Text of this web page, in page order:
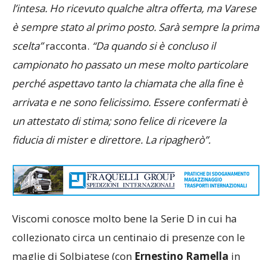
l’intesa. Ho ricevuto qualche altra offerta, ma Varese
è sempre stato al primo posto. Sarà sempre la prima
scelta”racconta. “Da quando si è concluso il
campionato ho passato un mese molto particolare
perché aspettavo tanto la chiamata che alla fine è
arrivata e ne sono felicissimo. Essere confermati è
un attestato di stima; sono felice di ricevere la
fiducia di mister e direttore. La ripagherò”.
collezionato circa un centinaio di presenze con le